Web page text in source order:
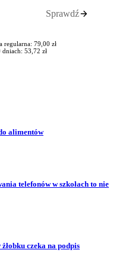
Sprawdź
regularna: 79,00 zł
dniach: 53,72 zł
alimentów
telefonów w szkołach to nie
czeka na podpis